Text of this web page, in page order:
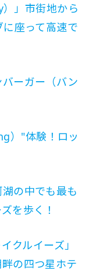
」市街地から
座って高速で
ーガー（バン
）"体験！ロッ
の中でも最も
を歩く！
クルイーズ」
の四つ星ホテ